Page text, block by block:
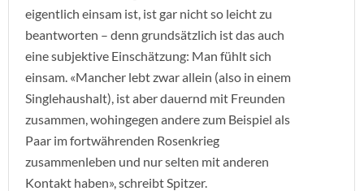
eigentlich einsam ist, ist gar nicht so leicht zu
beantworten – denn grundsätzlich ist das auch
eine subjektive Einschätzung: Man fühlt sich
einsam. «Mancher lebt zwar allein (also in einem
Singlehaushalt), ist aber dauernd mit Freunden
zusammen, wohingegen andere zum Beispiel als
Paar im fortwährenden Rosenkrieg
zusammenleben und nur selten mit anderen
Kontakt haben», schreibt Spitzer.